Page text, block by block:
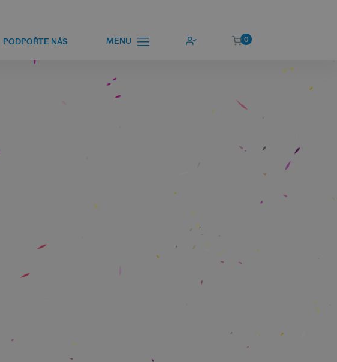
PODPOŘTE NÁS MENU 0